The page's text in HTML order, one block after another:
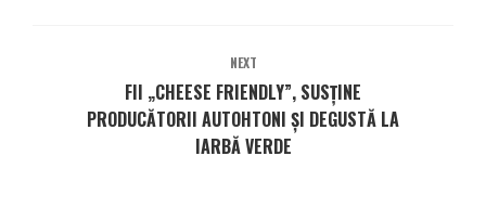
NEXT
FII „CHEESE FRIENDLY”, SUSȚINE
PRODUCĂTORII AUTOHTONI ȘI DEGUSTĂ LA
IARBĂ VERDE